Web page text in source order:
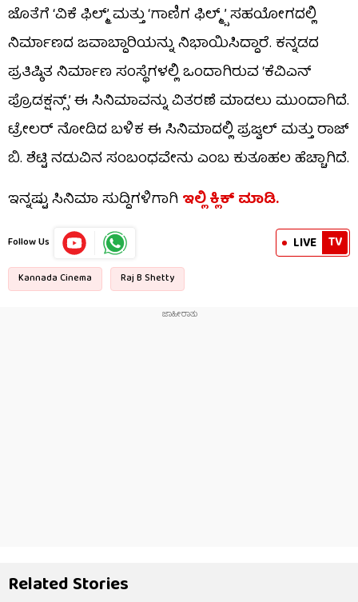
ಜೊತೆಗೆ ‘ವಿಕೆ ಫಿಲ್ಮ್’ ಮತ್ತು ‘ಗಾಣಿಗ ಫಿಲ್ಮ್ಸ್‌’ ಸಹಯೋಗದಲ್ಲಿ
ನಿರ್ಮಾಣದ ಜವಾಬ್ದಾರಿಯನ್ನು ನಿಭಾಯಿಸಿದ್ದಾರೆ. ಕನ್ನಡದ
ಪ್ರತಿಷ್ಠಿತ ನಿರ್ಮಾಣ ಸಂಸ್ಥೆಗಳಲ್ಲಿ ಒಂದಾಗಿರುವ ‘ಕೆವಿಎನ್
ಪ್ರೊಡಕ್ಷನ್ಸ್’ ಈ ಸಿನಿಮಾವನ್ನು ವಿತರಣೆ ಮಾಡಲು ಮುಂದಾಗಿದೆ.
ಟ್ರೇಲರ್ ನೋಡಿದ ಬಳಿಕ ಈ ಸಿನಿಮಾದಲ್ಲಿ ಪ್ರಜ್ವಲ್ ಮತ್ತು ರಾಜ್
ಬಿ. ಶೆಟ್ಟಿ ನಡುವಿನ ಸಂಬಂಧವೇನು ಎಂಬ ಕುತೂಹಲ ಹೆಚ್ಚಾಗಿದೆ.
ಇನ್ನಷ್ಟು ಸಿನಿಮಾ ಸುದ್ದಿಗಳಿಗಾಗಿಇಲ್ಲಿ ಕ್ಲಿಕ್​ ಮಾಡಿ.
Follow Us LIVE TV
Kannada Cinema Raj B Shetty
Related Stories